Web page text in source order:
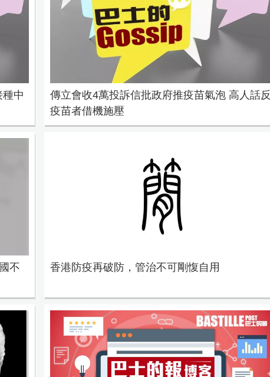
中
傳立會收4萬投訴信批政府推疫苗氣泡 高人話反
疫苗者借機施壓
不
香港防疫再破防，管治不可剛愎自用